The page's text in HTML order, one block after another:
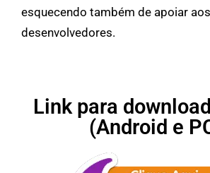
esquecendo também de apoiar aos
desenvolvedores.
Link para
(Android e